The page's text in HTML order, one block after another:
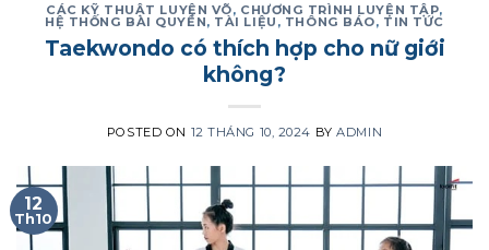
CÁC KỸ THUẬT LUYỆN VÕ, CHƯƠNG TRÌNH LUYỆN TẬP,
HỆ THỐNG BÀI QUYỀN, TÀI LIỆU , THÔNG BÁO, TIN TỨC
Taekwondo có thích hợp cho nữ giới
không?
POSTED ON 12 THÁNG 10, 2024 BYADMIN
12
Th10